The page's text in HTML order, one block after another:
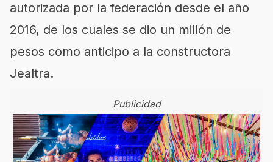
autorizada por la federación desde el año
2016, de los cuales se dio un millón de
pesos como anticipo a la constructora
Jealtra.
Publicidad